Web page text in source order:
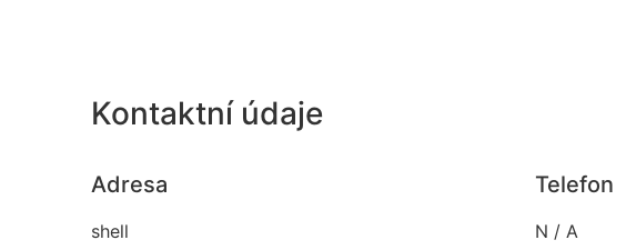
Kontaktní údaje
Adresa
shell
Telefon
N / A